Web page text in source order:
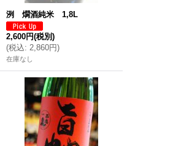
洌 燗酒純米 1,8L
2,600円(税別)
(税込: 2,860円)
在庫なし